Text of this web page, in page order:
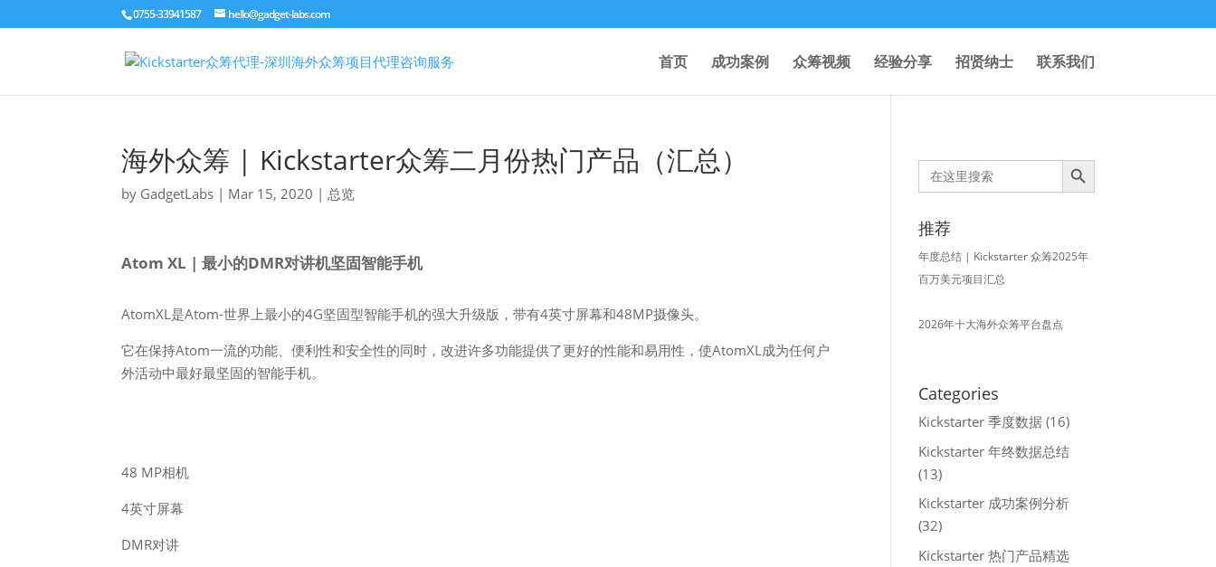
0755-33941587 hello@gadget-labs.com
首页 成功案例 众筹视频 经验分享 招贤纳士 联系我们
海外众筹 | Kickstarter众筹二月份热门产品（汇总）
by GadgetLabs | Mar 15, 2020 |总览
Atom XL | 最小的DMR对讲机坚固智能手机
AtomXL是Atom-世界上最小的4G坚固型智能手机的强大升级版，带有4英寸屏幕和48MP摄像头。
它在保持Atom一流的功能、便利性和安全性的同时，改进许多功能提供了更好的性能和易用性，使AtomXL成为任何户
外活动中最好最坚固的智能手机。
48 MP相机
4英寸屏幕
DMR对讲
Search
for:
Search Button
推荐
年度总结 | Kickstarter 众筹2025年
百万美元项目汇总
2026年十大海外众筹平台盘点
Categories
Kickstarter 季度数据 (16)
Kickstarter 年终数据总结
(13)
Kickstarter 成功案例分析
(32)
Kickstarter 热门产品精选